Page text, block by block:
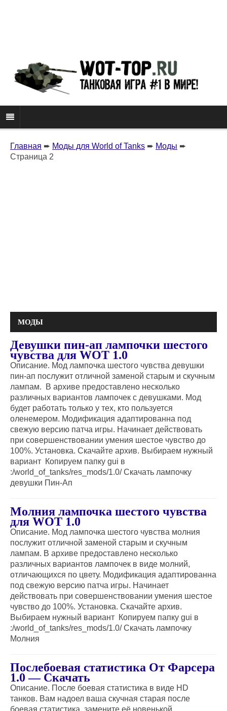
Главная ➨ Моды для World of Tanks ➨ Моды ➨
Страница 2
МОДЫ
Девушки пин-ап лампочки шестого
чувства для WOT 1.0
Описание. Мод лампочка шестого чувства девушки
пин-ап послужит отличной заменой старым и скучным
лампам. В архиве предоставлено несколько
различных вариантов лампочек с девушками. Мод
будет работать только у тех, кто пользуется
оленемером. Модификация адаптированна под
свежую версию патча игры. Начинает действовать
при совершенствовании умения шестое чувство до
100%. Установка. Скачайте архив. Выбираем нужный
вариант Копируем папку gui в
:/world_of_tanks/res_mods/1.0/ Скачать лампочку
девушки Пин-Ап
Молния лампочка шестого чувства
для WOT 1.0
Описание. Мод лампочка шестого чувства молния
послужит отличной заменой старым и скучным
лампам. В архиве предоставлено несколько
различных вариантов лампочек в виде молний,
отличающихся по цвету. Модификация адаптированна
под свежую версию патча игры. Начинает
действовать при совершенствовании умения шестое
чувство до 100%. Установка. Скачайте архив.
Выбираем нужный вариант Копируем папку gui в
:/world_of_tanks/res_mods/1.0/ Скачать лампочку
Молния
Послебоевая статистика От Фарсера
1.0 — Скачать
Описание. После боевая статистика в виде НD
танков. Вам надоел ваша скучная старая после
боевая статистика, замените её новенькой